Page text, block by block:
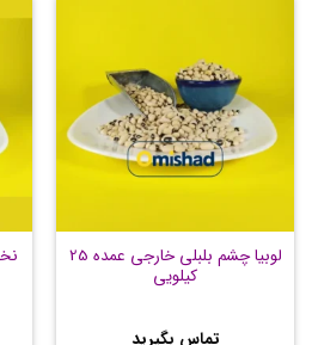
لوبیا چشم بلبلی خارجی عمده 25
کیلویی
تماس بگیرید